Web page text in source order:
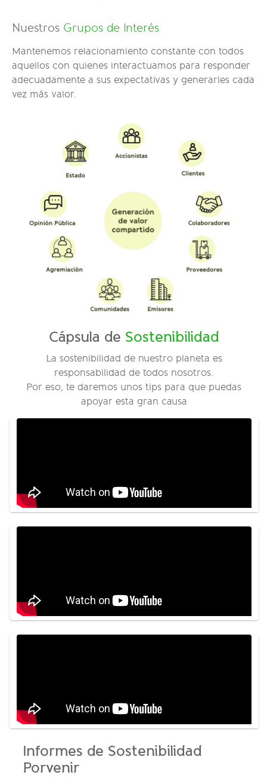
Nuestros Grupos de Interés
Mantenemos relacionamiento constante con todos
aquellos con quienes interactuamos para responder
adecuadamente a sus expectativas y generarles cada
vez más valor.
Cápsula de Sostenibilidad
La sostenibilidad de nuestro planeta es
responsabilidad de todos nosotros.
Por eso, te daremos unos tips para que puedas
apoyar esta gran causa
Informes de Sostenibilidad
Porvenir